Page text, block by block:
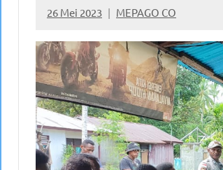
26 Mei 2023 MEPAGO CO
No
comments